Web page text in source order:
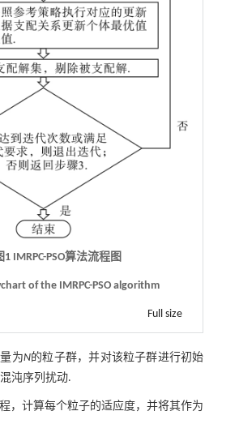
1 IMRPC-PSO算法流程图
of the IMRPC-PSO algorithm
Full size
为N的粒子群，并对该粒子群进行初始
沌序列扰动.
，计算每个粒子的适应度，并将其作为